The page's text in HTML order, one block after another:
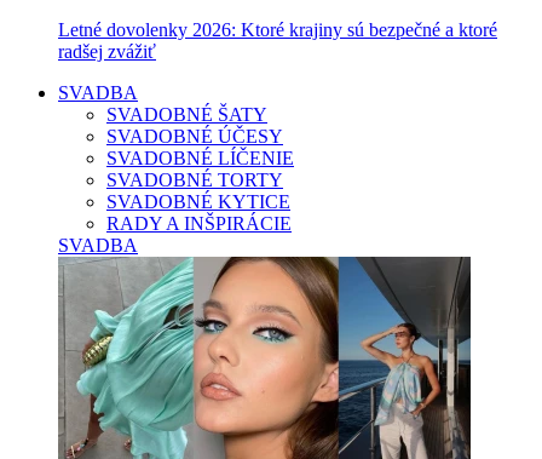
Letné dovolenky 2026: Ktoré krajiny sú bezpečné a ktoré
radšej zvážiť
SVADBA
SVADOBNÉ ŠATY
SVADOBNÉ ÚČESY
SVADOBNÉ LÍČENIE
SVADOBNÉ TORTY
SVADOBNÉ KYTICE
RADY A INŠPIRÁCIE
SVADBA